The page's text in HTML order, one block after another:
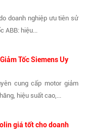
doanh nghiệp ưu tiên sử
ABB: hiệu...
Tốc Siemens Uy
cung cấp motor giảm
hiệu suất cao,...
giá tốt cho doanh